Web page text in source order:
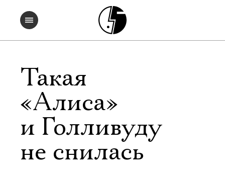
Такая
«Алиса»
и Голливуду
не снилась